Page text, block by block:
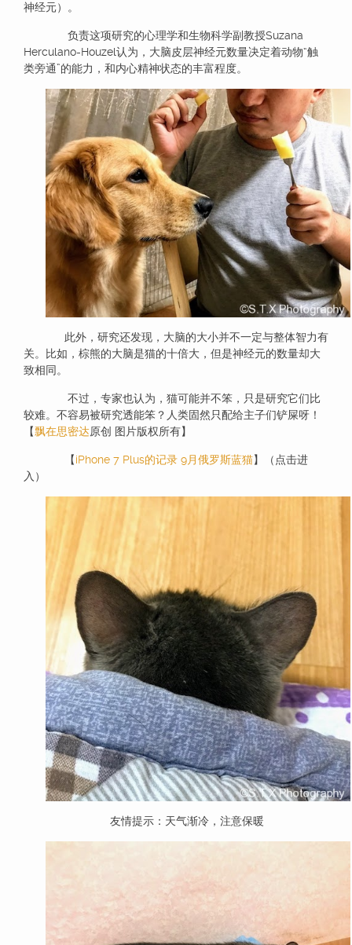
神经元）。
负责这项研究的心理学和生物科学副教授Suzana
Herculano-Houzel认为，大脑皮层神经元数量决定着动物“触
类旁通”的能力，和内心精神状态的丰富程度。
此外，研究还发现，大脑的大小并不一定与整体智力有
关。比如，棕熊的大脑是猫的十倍大，但是神经元的数量却大
致相同。
不过，专家也认为，猫可能并不笨，只是研究它们比
较难。不容易被研究透能笨？人类固然只配给主子们铲屎呀！
【飘在思密达原创 图片版权所有】
【iPhone 7 Plus的记录 9月俄罗斯蓝猫】（点击进
入）
友情提示：天气渐冷，注意保暖